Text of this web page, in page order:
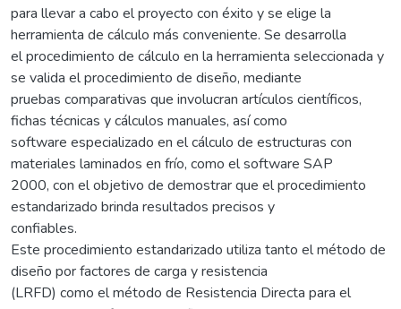
para llevar a cabo el proyecto con éxito y se elige la
herramienta de cálculo más conveniente. Se desarrolla
el procedimiento de cálculo en la herramienta seleccionada y
se valida el procedimiento de diseño, mediante
pruebas comparativas que involucran artículos científicos,
fichas técnicas y cálculos manuales, así como
software especializado en el cálculo de estructuras con
materiales laminados en frío, como el software SAP
2000, con el objetivo de demostrar que el procedimiento
estandarizado brinda resultados precisos y
confiables.
Este procedimiento estandarizado utiliza tanto el método de
diseño por factores de carga y resistencia
(LRFD) como el método de Resistencia Directa para el